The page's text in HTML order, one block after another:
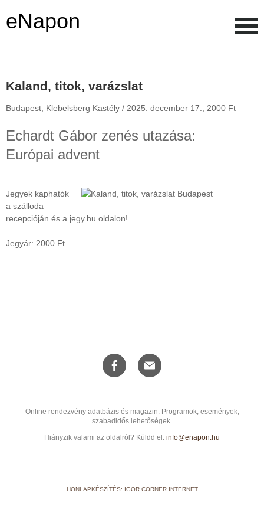
eNapon
Kaland, titok, varázslat
Budapest, Klebelsberg Kastély / 2025. december 17., 2000 Ft
Echardt Gábor zenés utazása:
Európai advent
Jegyek kaphatók
a szálloda
recepcióján és a jegy.hu oldalon!
Jegyár: 2000 Ft
Online rendezvény adatbázis és magazin. Programok, események,
szabadidős lehetőségek.
Hiányzik valami az oldalról? Küldd el: info@enapon.hu
HONLAPKÉSZÍTÉS: IGOR CORNER INTERNET